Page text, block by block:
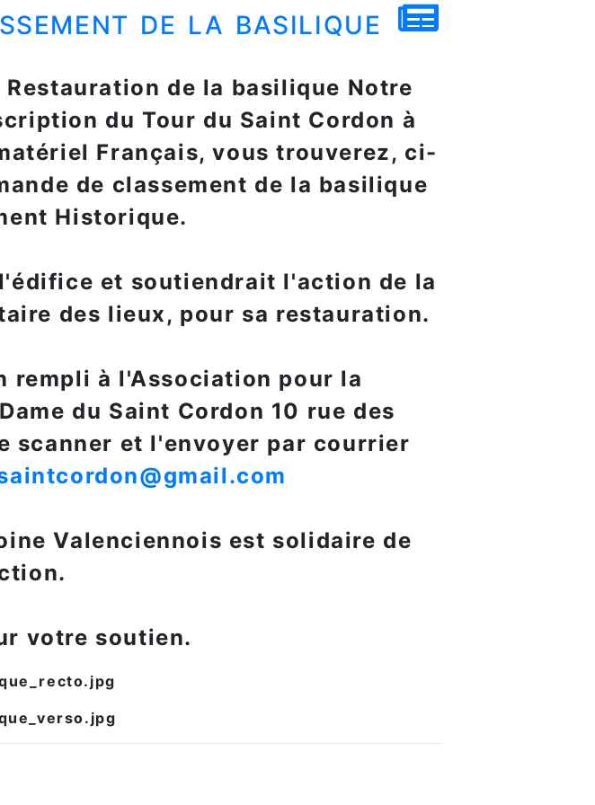
de la basilique
de la basilique Notre
du Tour du Saint Cordon à
Français, vous trouverez, ci-
de classement de la basilique
Historique.
et soutiendrait l'action de la
des lieux, pour sa restauration.
rempli à l'Association pour la
du Saint Cordon 10 rue des
scanner et l'envoyer par courrier
Valenciennois est solidaire de
votre soutien.